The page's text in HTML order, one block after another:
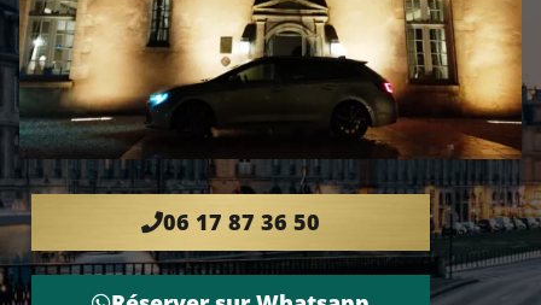
06 17 87 36 50